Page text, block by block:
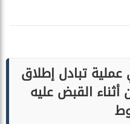
تبادل إطلاق
أثناء القبض عليه